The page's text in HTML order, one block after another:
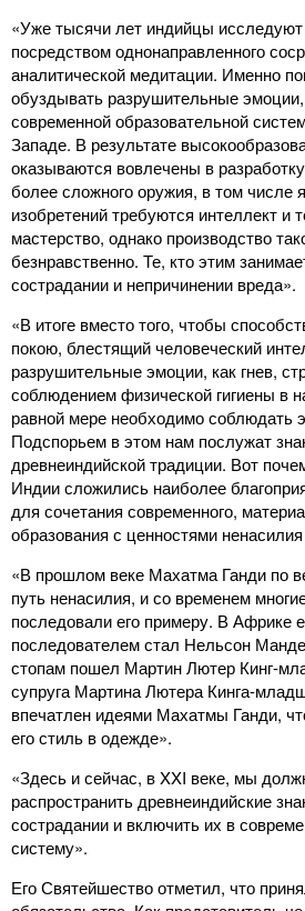
«Уже тысячи лет индийцы
посредством однонаправленного
аналитической медитации. Именно
обуздывать разрушительные эмоции,
современной образовательной
Западе. В результате
оказываются вовлечены в
более сложного оружия, в том числе
изобретений требуются интеллект и
мастерство, однако производство
безнравственно. Те, кто этим
сострадании и непричинении вреда».
«В итоге вместо того, чтобы
покою, блестящий человеческий
разрушительные эмоции, как гнев,
соблюдением физической гигиены в
равной мере необходимо соблюдать
Подспорьем в этом нам послужат
древнеиндийской традиции. Вот
Индии сложились наиболее
для сочетания современного,
образования с ценностями
«В прошлом веке Махатма Ганди по
путь ненасилия, и со временем
последовали его примеру. В Африке
последователем стал Нельсон
стопам пошел Мартин Лютер Кинг-
супруга Мартина Лютера Кинга-
впечатлен идеями Махатмы Ганди,
его стиль в одежде».
«Здесь и сейчас, в XXI веке, мы
распространить древнеиндийские
сострадании и включить их в
систему».
Его Святейшество отметил, что